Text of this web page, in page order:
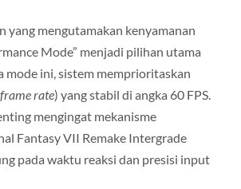
yang mengutamakan kenyamanan
Mode” menjadi pilihan utama
mode ini, sistem memprioritaskan
frame rate) yang stabil di angka 60 FPS.
mengingat mekanisme
Fantasy VII Remake Intergrade
pada waktu reaksi dan presisi input